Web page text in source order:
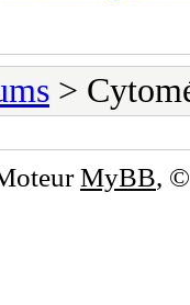
>
MyBB,